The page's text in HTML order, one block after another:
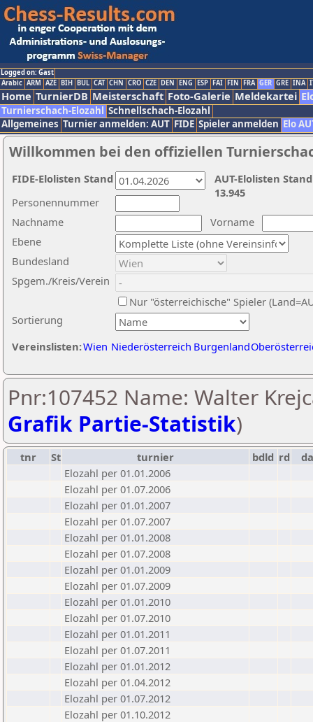
Logged on: Gast
Arabic ARM AZE BIH BUL CAT CHN CRO CZE DEN ENG ESP FAI FIN FRA GER GRE INA
Home TurnierDB Meisterschaft Foto-Galerie Meldekartei
Turnierschach-Elozahl Schnellschach-Elozahl
Allgemeines Turnier anmelden: AUT FIDE Spieler anmelden Elo
Willkommen bei den offiziellen
Nachname
Vorname
Ebene
Sortierung
Personennummer
Bundesland
Spgem./Kreis/Verein
Nur "österreichische" Spieler
Vereinslisten:Wien Niederösterreich Burgenland
AUT-Elolisten
13.945
FIDE-Elolisten Stand
Pnr:107452 Name: Walter
Grafik Partie-Statistik)
tnr St turnier bdld rd
Elozahl per 01.01.2006
Elozahl per 01.07.2006
Elozahl per 01.01.2007
Elozahl per 01.07.2007
Elozahl per 01.01.2008
Elozahl per 01.07.2008
Elozahl per 01.01.2009
Elozahl per 01.07.2009
Elozahl per 01.01.2010
Elozahl per 01.07.2010
Elozahl per 01.01.2011
Elozahl per 01.07.2011
Elozahl per 01.01.2012
Elozahl per 01.04.2012
Elozahl per 01.07.2012
Elozahl per 01.10.2012